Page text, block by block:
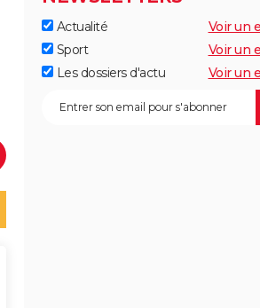
Actualité
Voir un
Sport
Voir un
Les dossiers d'actu
Voir un